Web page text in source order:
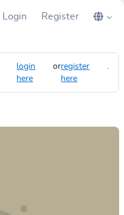
Login Register
login
here
orregister
here
.